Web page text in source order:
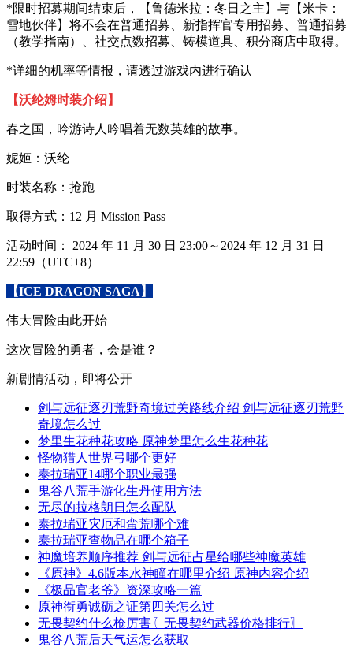
*限时招募期间结束后，【鲁德米拉：冬日之主】与【米卡：
雪地伙伴】将不会在普通招募、新指挥官专用招募、普通招募
（教学指南）、社交点数招募、铸模道具、积分商店中取得。
*详细的机率等情报，请透过游戏内进行确认
【沃纶姆时装介绍】
春之国，吟游诗人吟唱着无数英雄的故事。
妮姬：沃纶
时装名称：抢跑
取得方式：12 月 Mission Pass
活动时间： 2024 年 11 月 30 日 23:00～2024 年 12 月 31 日
22:59（UTC+8）
【ICE DRAGON SAGA】
伟大冒险由此开始
这次冒险的勇者，会是谁？
新剧情活动，即将公开
剑与远征逐刃荒野奇境过关路线介绍 剑与远征逐刃荒野
奇境怎么过
梦里生花种花攻略 原神梦里怎么生花种花
怪物猎人世界弓哪个更好
泰拉瑞亚14哪个职业最强
鬼谷八荒手游化生丹使用方法
无尽的拉格朗日怎么配队
泰拉瑞亚灾厄和蛮荒哪个难
泰拉瑞亚查物品在哪个箱子
神魔培养顺序推荐 剑与远征占星给哪些神魔英雄
《原神》4.6版本水神瞳在哪里介绍 原神内容介绍
《极品官老爷》资深攻略一篇
原神衔勇诚砺之证第四关怎么过
无畏契约什么枪厉害〖无畏契约武器价格排行〗
鬼谷八荒后天气运怎么获取